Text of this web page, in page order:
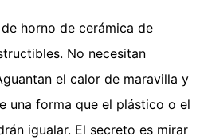
horno de cerámica de
No necesitan
el calor de maravilla y
una forma que el plástico o el
igualar. El secreto es mirar